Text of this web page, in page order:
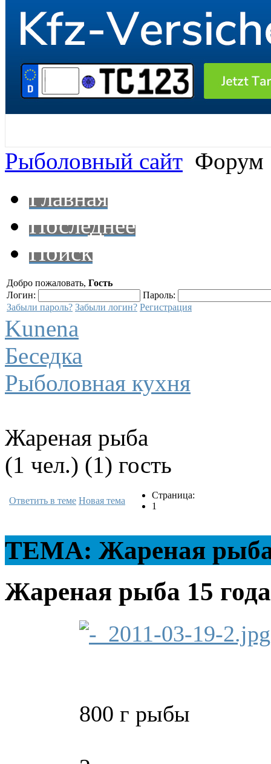
Рыболовный сайт Форум
Главная
Последнее
Поиск
Добро пожаловать, Гость
Логин:
Пароль:
Забыли пароль? Забыли логин? Регистрация
Kunena
Беседка
Рыболовная кухня
Жареная рыба
(1 чел.) (1) гость
Ответить в теме Новая тема
Страница:
1
ТЕМА: Жареная
Жареная рыба 15
800 г рыбы